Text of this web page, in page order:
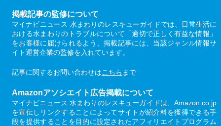
掲載記事の監修について
マイナビニュース 水まわりのレスキューガイドでは、日常生活に
おける水まわりのトラブルについて「適切で正しく有益な情報」
をお客様に届けられるよう、掲載記事には、当該ジャンル情報サ
イト運営企業の監修を入れています。
記事に関するお問い合わせはこちら まで
Amazonアソシエイト広告掲載について
マイナビニュース 水まわりのレスキューガイドは、Amazon.co.jp
を宣伝しリンクすることによってサイトが紹介料を獲得できる手
段を提供することを目的に設定されたアフィリエイトプログラム